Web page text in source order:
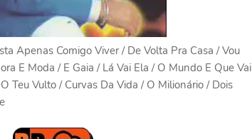
Apenas Comigo Viver / De Volta Pra Casa / Vou
E Moda / E Gaia / Lá Vai Ela / O Mundo E Que Vai
Teu Vulto / Curvas Da Vida / O Milionário / Dois